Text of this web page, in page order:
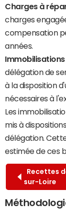
Charges à
charges
compensation
années.
délégation de
à la disposition
nécessaires à
Les
mis à
délégation.
estimée de ces
Recettes
sur-Loire